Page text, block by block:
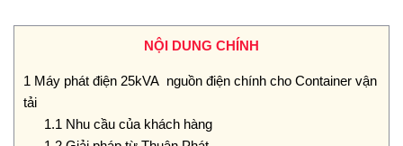
NỘI DUNG CHÍNH
1 Máy phát điện 25kVA nguồn điện chính cho Container vận
tải
1.1 Nhu cầu của khách hàng